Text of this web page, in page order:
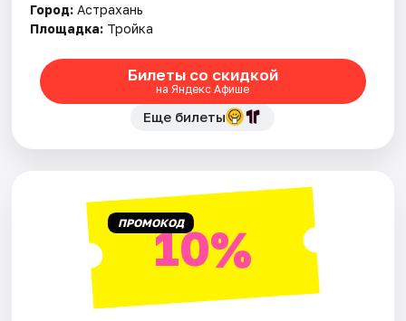
Город: Астрахань
Площадка: Тройка
Билеты со скидкой
на Яндекс Афише
Еще билеты
ПРОМОКОД10%